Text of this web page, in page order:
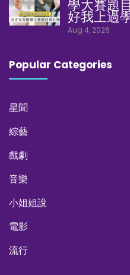
學大賽題
好我上過
Aug 4, 2026
Popular Categories
星聞
綜藝
戲劇
音樂
小姐姐說
電影
流行